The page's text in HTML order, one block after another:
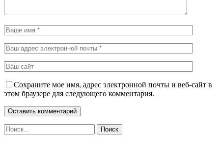
Сохраните мое имя, адрес электронной почты и веб-сайт в
этом браузере для следующего комментария.